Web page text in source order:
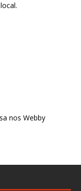
nos Webby